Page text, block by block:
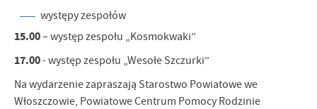
występy zespołów
15.00– występ zespołu „Kosmokwaki”
17.00- występ zespołu „Wesołe Szczurki”
Na wydarzenie zapraszają Starostwo Powiatowe we
Włoszczowie, Powiatowe Centrum Pomocy Rodzinie
komunikatów na podstawie analizy Twoich upodobań oraz Twoich
zwyczajów dotyczących przeglądanej witryny internetowej. Treści
promocyjne mogą pojawić się na stronach podmiotów trzecich lub
firm będących naszymi partnerami oraz innych dostawców usług.
Firmy te działają w charakterze pośredników prezentujących nasze
treści w postaci wiadomości, ofert, komunikatów mediów
społecznościowych.